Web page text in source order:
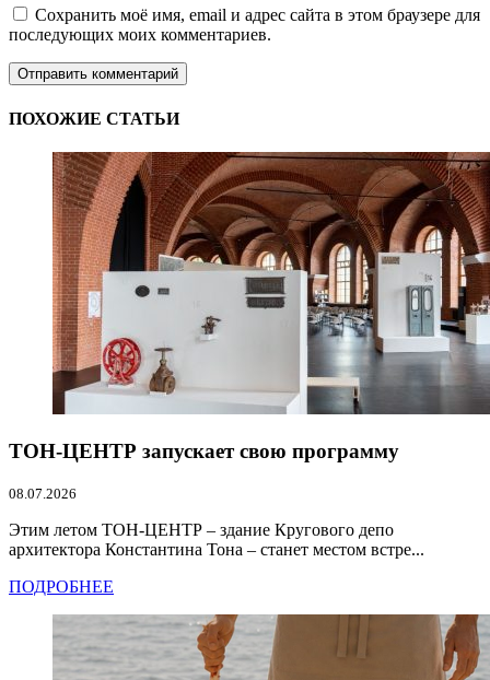
Сохранить моё имя, email и адрес сайта в этом браузере для
последующих моих комментариев.
ПОХОЖИЕ СТАТЬИ
ТОН-ЦЕНТР запускает свою программу
08.07.2026
Этим летом ТОН-ЦЕНТР – здание Кругового депо
архитектора Константина Тона – станет местом встре...
ПОДРОБНЕЕ